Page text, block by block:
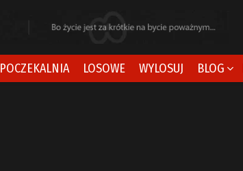
POCZEKALNIA LOSOWE WYLOSUJ BLOG